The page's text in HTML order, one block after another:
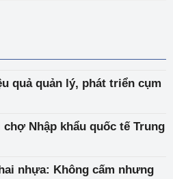
quả quản lý, phát triển cụm
Nhập khẩu quốc tế Trung
nhựa: Không cấm nhưng